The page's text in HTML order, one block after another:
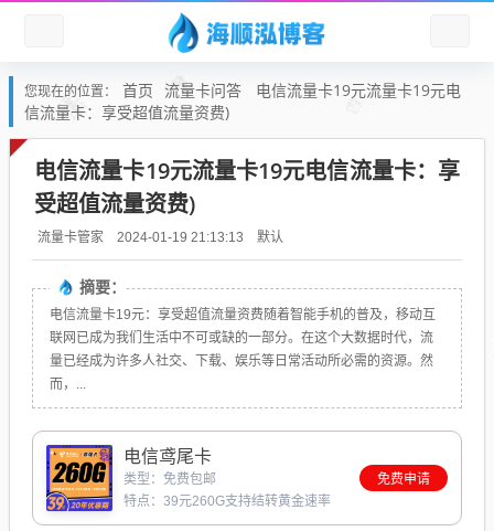
您现在的位置： 首页 流量卡问答
电信流量卡19元流量卡19元电
信流量卡：享受超值流量资费)
电信流量卡19元流量卡19元电信流量卡：享
受超值流量资费)
流量卡管家 2024-01-19 21:13:13 默认
摘要：
电信流量卡19元：享受超值流量资费随着智能手机的普及，移动互
联网已成为我们生活中不可或缺的一部分。在这个大数据时代，流
量已经成为许多人社交、下载、娱乐等日常活动所必需的资源。然
而，...
电信鸢尾卡
类型：免费包邮
特点：39元260G支持结转黄金速率
免费申请